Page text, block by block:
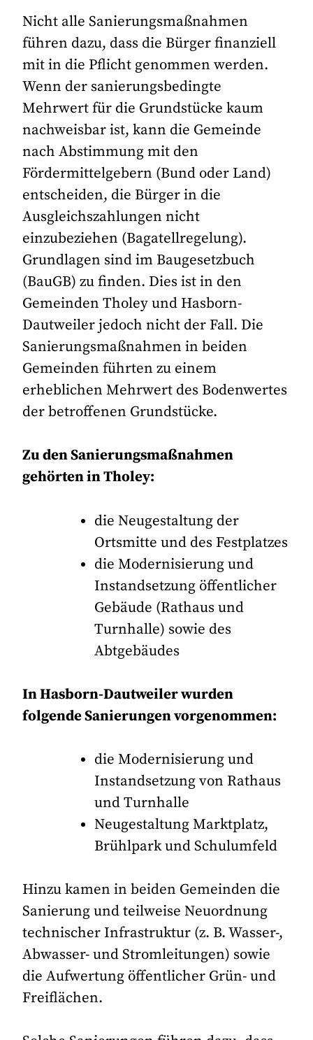
Nicht alle Sanierungsmaßnahmen
führen dazu, dass die Bürger finanziell
mit in die Pflicht genommen werden.
Wenn der sanierungsbedingte
Mehrwert für die Grundstücke kaum
nachweisbar ist, kann die Gemeinde
nach Abstimmung mit den
Fördermittelgebern (Bund oder Land)
entscheiden, die Bürger in die
Ausgleichszahlungen nicht
einzubeziehen (Bagatellregelung).
Grundlagen sind im Baugesetzbuch
(BauGB) zu finden. Dies ist in den
Gemeinden Tholey und Hasborn-
Dautweiler jedoch nicht der Fall. Die
Sanierungsmaßnahmen in beiden
Gemeinden führten zu einem
erheblichen Mehrwert des Bodenwertes
der betroffenen Grundstücke.
Zu den Sanierungsmaßnahmen
gehörten in Tholey:
die Neugestaltung der
Ortsmitte und des Festplatzes
die Modernisierung und
Instandsetzung öffentlicher
Gebäude (Rathaus und
Turnhalle) sowie des
Abtgebäudes
In Hasborn-Dautweiler wurden
folgende Sanierungen vorgenommen:
die Modernisierung und
Instandsetzung von Rathaus
und Turnhalle
Neugestaltung Marktplatz,
Brühlpark und Schulumfeld
Hinzu kamen in beiden Gemeinden die
Sanierung und teilweise Neuordnung
technischer Infrastruktur (z. B. Wasser-,
Abwasser- und Stromleitungen) sowie
die Aufwertung öffentlicher Grün- und
Freiflächen.